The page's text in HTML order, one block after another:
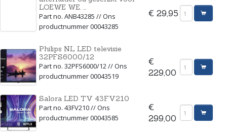
LOEWE WE. ...
Part no. ANB43285 // Ons
productnummer 00043285
€ 29,95
Philips NL LED televisie
32PFS6000/12
Part no. 32PFS6000/12 // Ons
productnummer 00043519
€
229,00
Salora LED TV 43FV210
Part no. 43FV210 // Ons
productnummer 00043585
€
299,00